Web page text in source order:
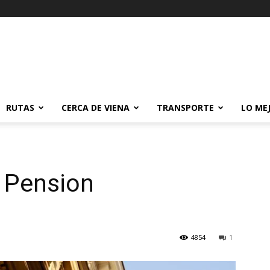
RUTAS CERCA DE VIENA TRANSPORTE LO
1
4854